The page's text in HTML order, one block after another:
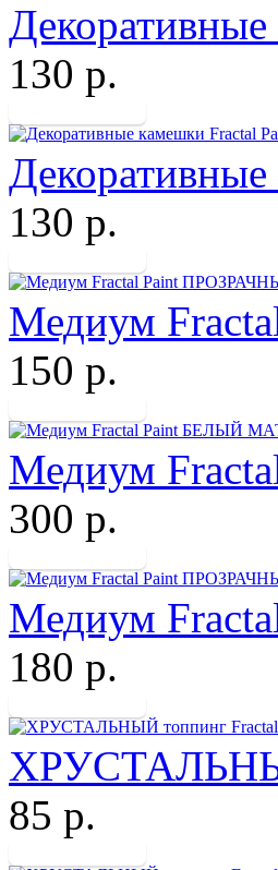
130 р.
130 р.
Медиум
150 р.
Медиум
300 р.
Медиум
180 р.
85 р.